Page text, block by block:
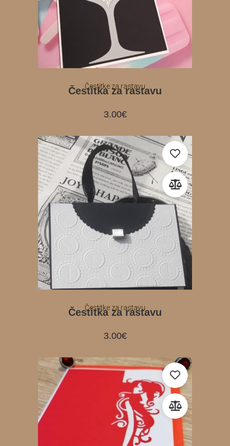
Čestitke za rastavu
Čestitka za rastavu
3.00€
Čestitke za rastavu
Čestitka za rastavu
3.00€